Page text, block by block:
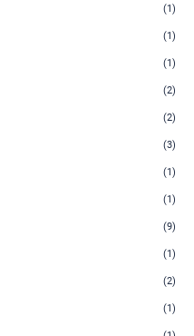
(1)
(1)
(1)
(2)
(2)
(3)
(1)
(1)
(9)
(1)
(2)
(1)